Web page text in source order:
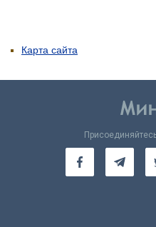
Карта сайта